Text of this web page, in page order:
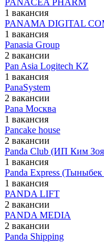
PANACEA PHARM
1 вакансия
PANAMA DIGITAL
1 вакансия
Panasia Group
2 вакансии
Pan Asia Logitech KZ
1 вакансия
PanaSystem
2 вакансии
Pana Москва
1 вакансия
Pancake house
2 вакансии
Panda Club (ИП Ким
1 вакансия
Panda Express (Тыныбек
1 вакансия
PANDA LIFT
2 вакансии
PANDA MEDIA
2 вакансии
Panda Shipping